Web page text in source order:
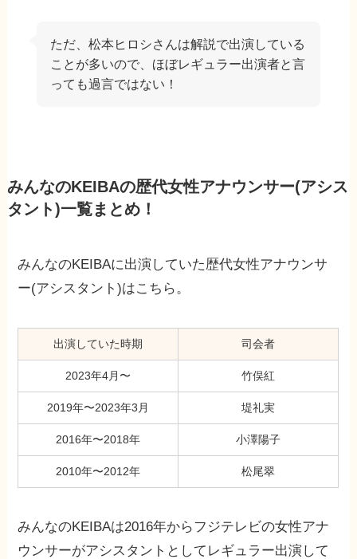
ただ、松本ヒロシさんは解説で出演している
ことが多いので、ほぼレギュラー出演者と言
っても過言ではない！
みんなのKEIBAの歴代女性アナウンサー(アシス
タント)一覧まとめ！
みんなのKEIBAに出演していた歴代女性アナウンサ
ー(アシスタント)はこちら。
出演していた時期 司会者
2023年4月〜 竹俣紅
2019年〜2023年3月 堤礼実
2016年〜2018年 小澤陽子
2010年〜2012年 松尾翠
みんなのKEIBAは2016年からフジテレビの女性アナ
ウンサーがアシスタントとしてレギュラー出演して